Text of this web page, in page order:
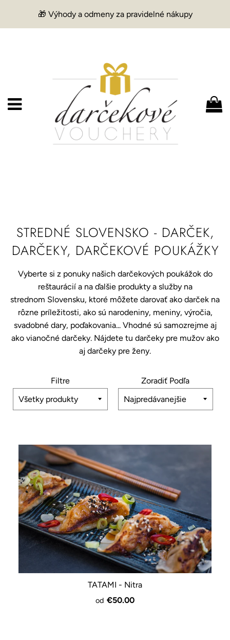
🎁 Výhody a odmeny za pravidelné nákupy
Menu
STREDNÉ SLOVENSKO - DARČEK,
DARČEKY, DARČEKOVÉ POUKÁŽKY
Vyberte si z ponuky našich darčekových poukážok do
reštaurácií a na ďalšie produkty a služby na
strednom Slovensku, ktoré môžete darovať ako darček na
rôzne príležitosti, ako sú narodeniny, meniny, výročia,
svadobné dary, poďakovania... Vhodné sú samozrejme aj
ako vianočné darčeky. Nájdete tu darčeky pre mužov ako
aj darčeky pre ženy.
Filtre Zoradiť Podľa
TATAMI - Nitra
od €50.00